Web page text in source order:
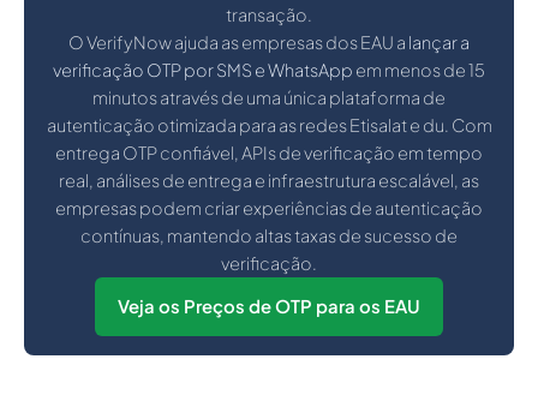
transação.
O VerifyNow ajuda as empresas dos EAU a lançar a
verificação OTP por SMS e WhatsApp em menos de 15
minutos através de uma única plataforma de
autenticação otimizada para as redes Etisalat e du. Com
entrega OTP confiável, APIs de verificação em tempo
real, análises de entrega e infraestrutura escalável, as
empresas podem criar experiências de autenticação
contínuas, mantendo altas taxas de sucesso de
verificação.
Veja os Preços de OTP para os EAU